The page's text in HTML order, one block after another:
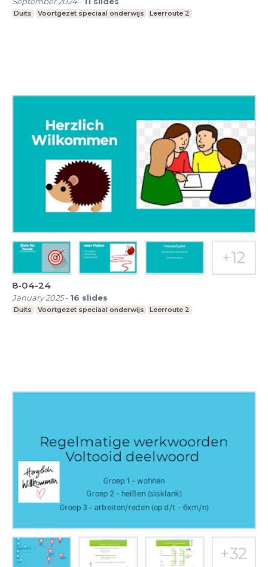
Duits Voortgezet speciaal onderwijs Leerroute 2
8-04-24
January 2025- 16 slides
Duits Voortgezet speciaal onderwijs Leerroute 2